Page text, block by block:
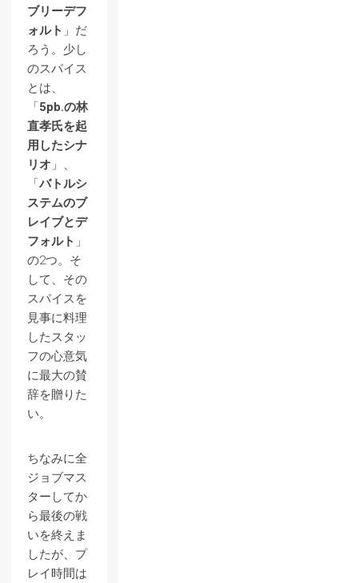
ブリーデフ
ォルト 」だ
ろう。少し
のスパイス
とは、
「5pb.の林
直孝氏を起
用したシナ
リオ 」、
「バトルシ
ステムのブ
レイブとデ
フォルト 」
の2つ。そ
して、その
スパイスを
見事に料理
したスタッ
フの心意気
に最大の賛
辞を贈りた
い。
ちなみに全
ジョブマス
ターしてか
ら最後の戦
いを終えま
したが、プ
レイ時間は